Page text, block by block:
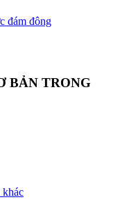
đám đông
BẢN TRONG
khác